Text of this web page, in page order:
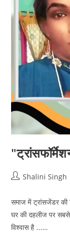
PostShalini Singh
समाज में ट्रांसजेंडर की
घर की दहलीज पर सबसे
विश्वास है ...…